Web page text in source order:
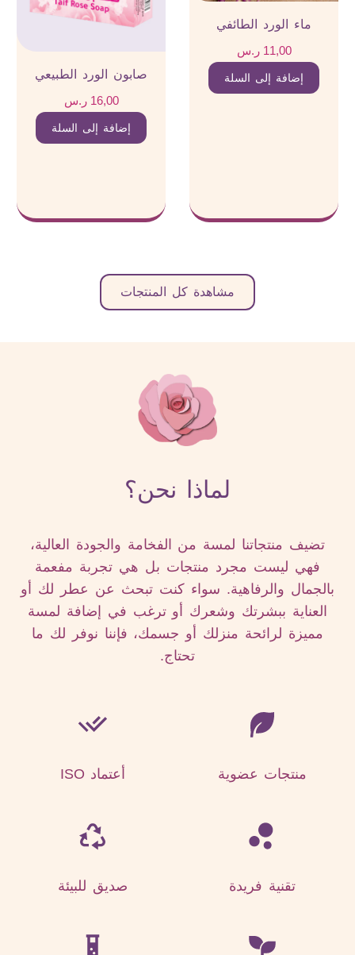
ماء الورد الطائفي
11,00 ر.س
إضافة إلى السلة
صابون الورد الطبيعي
16,00 ر.س
إضافة إلى السلة
مشاهدة كل المنتجات
لماذا نحن؟
تضيف منتجاتنا لمسة من الفخامة والجودة العالية،
فهي ليست مجرد منتجات بل هي تجربة مفعمة
بالجمال والرفاهية. سواء كنت تبحث عن عطر لك أو
العناية ببشرتك وشعرك أو ترغب في إضافة لمسة
مميزة لرائحة منزلك أو جسمك، فإننا نوفر لك ما
تحتاج.
منتجات عضوية أعتماد ISO
تقنية فريدة صديق للبيئة